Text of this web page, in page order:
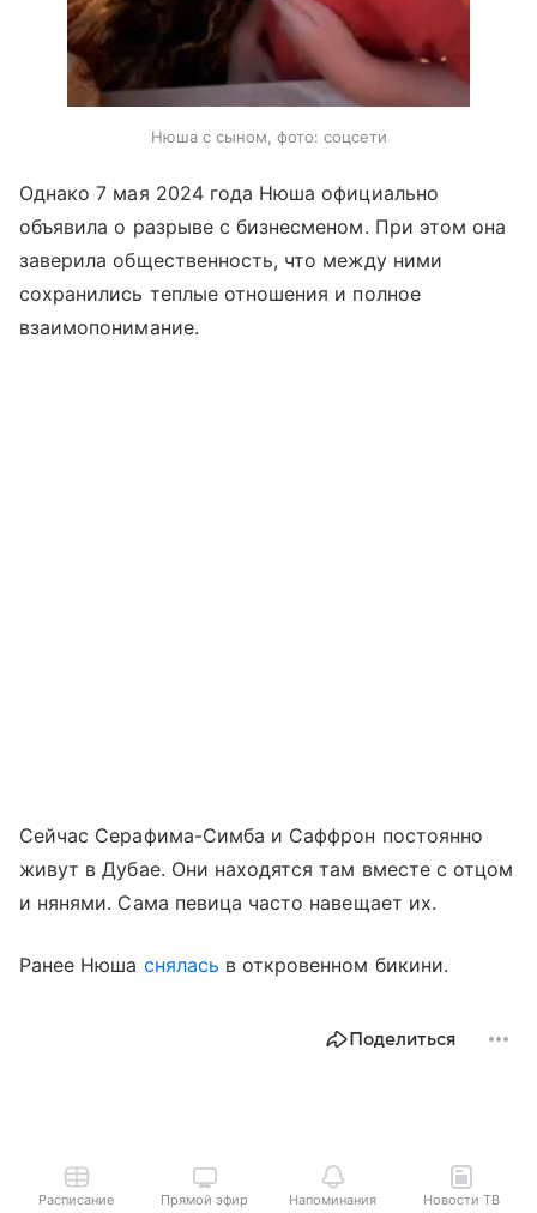
Нюша с сыном, фото: соцсети
Однако 7 мая 2024 года Нюша официально
объявила о разрыве с бизнесменом. При этом она
заверила общественность, что между ними
сохранились теплые отношения и полное
взаимопонимание.
Сейчас Серафима-Симба и Саффрон постоянно
живут в Дубае. Они находятся там вместе с отцом
и нянями. Сама певица часто навещает их.
Ранее Нюша снялась в откровенном бикини.
Поделиться
Расписание Прямой эфир Напоминания Новости ТВ